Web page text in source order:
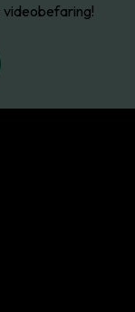
videobefaring!